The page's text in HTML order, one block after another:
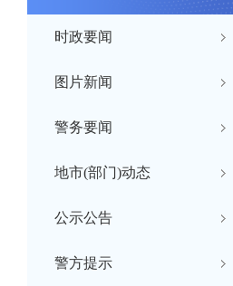
时政要闻
图片新闻
警务要闻
地市(部门)动态
公示公告
警方提示